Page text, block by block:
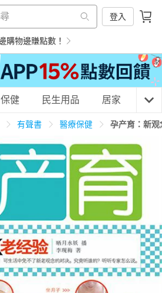
登入
購物邊賺點數！
糕 養生保健 民生用品
電 親子玩具
化妝保養 情趣用品
保健 民生用品 居家 3C
有聲書 醫療保健 孕产育：新